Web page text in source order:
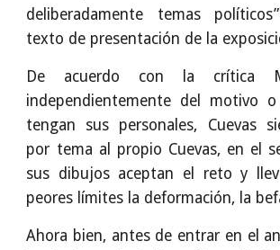
deliberadamente temas políticos”
texto de presentación de la
De acuerdo con la crítica
independientemente del motivo
tengan sus personales, Cuevas
por tema al propio Cuevas, en el
sus dibujos aceptan el reto y
peores límites la deformación, la
Ahora bien, antes de entrar en el